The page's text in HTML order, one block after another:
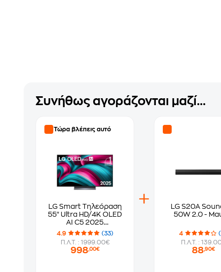
Συνήθως αγοράζονται μαζί...
Τώρα βλέπεις αυτό
LG Smart Τηλεόραση
55" Ultra HD/4K OLED
AI C5 2025
(OLED55C55LA)
4.9
(33)
Π.Λ.Τ. : 1999.00€
998,00€
LG S20A
50W 2.0 -
4
Π.Λ.Τ. :
88,90€